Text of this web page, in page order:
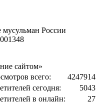
мусульман России
сайтом»
всего:
4247914
сегодня:
5043
в онлайн:
27